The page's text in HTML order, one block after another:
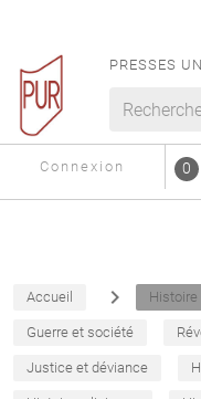
PRESSES
Connexion 0
Accueil navigate_next Histoire
Guerre et société
Justice et déviance